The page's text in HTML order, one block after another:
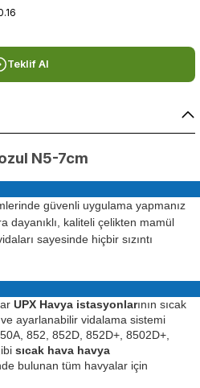
Teklif Al
N5-7cm
güvenli uygulama yapmanız
dayanıklı, kaliteli çelikten mamül
sayesinde hiçbir sızıntı
UPX Havya istasyonlarının sıcak
ayarlanabilir vidalama sistemi
852, 852D, 852D+, 8502D+,
sıcak hava havya
bulunan tüm havyalar için